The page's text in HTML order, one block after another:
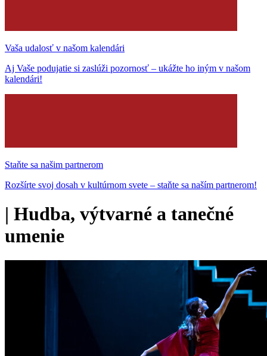
Vaša udalosť v našom kalendári
Aj Vaše podujatie si zaslúži pozornosť – ukážte ho iným v našom
kalendári!
Staňte sa našim partnerom
Rozšírte svoj dosah v kultúrnom svete – staňte sa naším partnerom!
| Hudba, výtvarné a tanečné
umenie